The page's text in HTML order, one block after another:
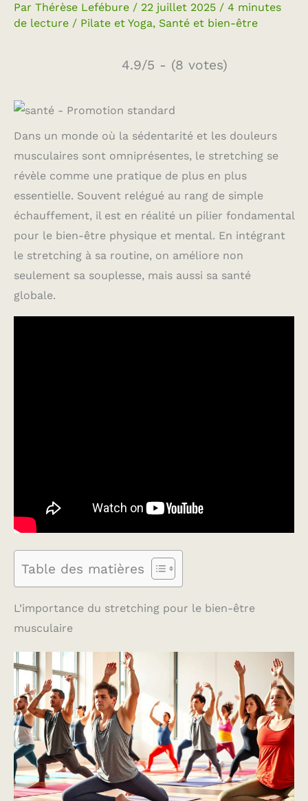
Par Thérèse Lefébure / 22 juillet 2025 / 4 minutes
de lecture / Pilate et Yoga, Santé et bien-être
4.9/5 - (8 votes)
Dans un monde où la sédentarité et les douleurs
musculaires sont omniprésentes, le stretching se
révèle comme une pratique de plus en plus
essentielle. Souvent relégué au rang de simple
échauffement, il est en réalité un pilier fondamental
pour le bien-être physique et mental. En intégrant
le stretching à sa routine, on améliore non
seulement sa souplesse, mais aussi sa santé
globale.
Table des matières
L’importance du stretching pour le bien-être
musculaire